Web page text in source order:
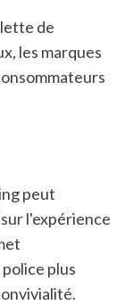
les marques
l'expérience
plus